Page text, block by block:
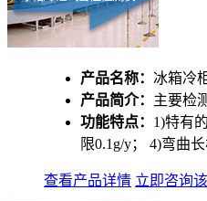
产品名称： 冰箱冷
产品简介： 主要检
功能特点： 1)特有
限0.1g/y； 4)弯曲
查看产品详情 立即咨询